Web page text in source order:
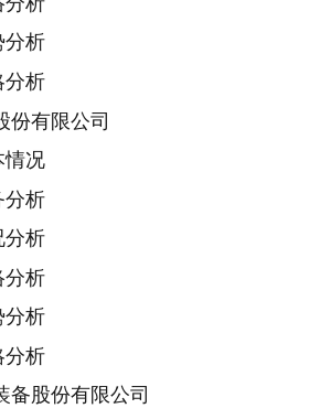
分析
分析
份有限公司
情况
分析
分析
分析
分析
分析
备股份有限公司